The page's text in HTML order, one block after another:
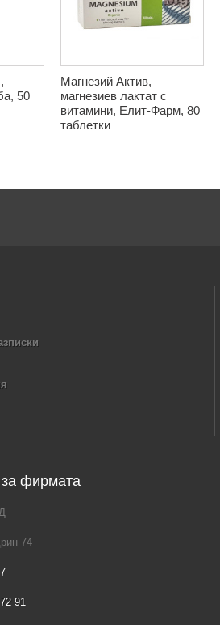
50
Магнезий Актив,
магнезиев лактат с
витамини, Елит-Фарм, 80
таблетки
фирмата
74
91